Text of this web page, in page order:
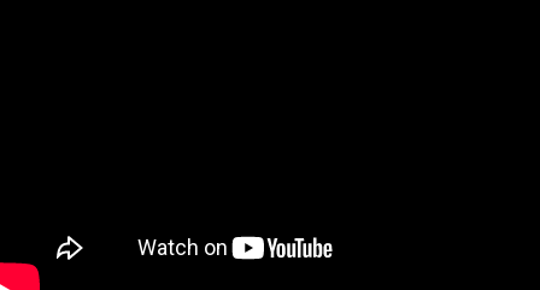
Loại nào tốt hơn? Độ bền &
Báo giá